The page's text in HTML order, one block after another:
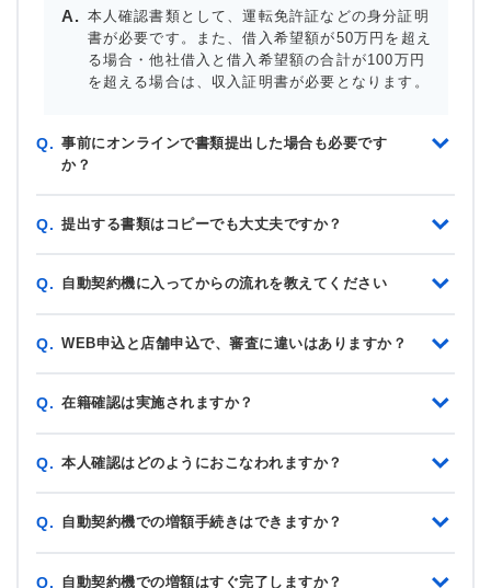
本人確認書類として、運転免許証などの身分証明
書が必要です。また、借入希望額が50万円を超え
る場合・他社借入と借入希望額の合計が100万円
を超える場合は、収入証明書が必要となります。
Q. 事前にオンラインで書類提出した場合も必要です
か？
Q. 提出する書類はコピーでも大丈夫ですか？
Q. 自動契約機に入ってからの流れを教えてください
Q. WEB申込と店舗申込で、審査に違いはありますか？
Q. 在籍確認は実施されますか？
Q. 本人確認はどのようにおこなわれますか？
Q. 自動契約機での増額手続きはできますか？
Q. 自動契約機での増額はすぐ完了しますか？